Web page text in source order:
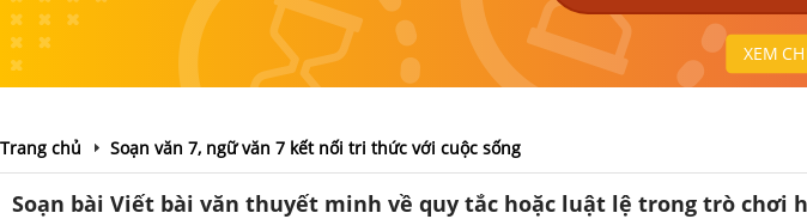
XEM
Trang chủ Soạn văn 7, ngữ văn 7 kết nối tri thức với cuộc sống
Soạn bài Viết bài văn thuyết minh về quy tắc hoặc luật lệ trong trò chơi